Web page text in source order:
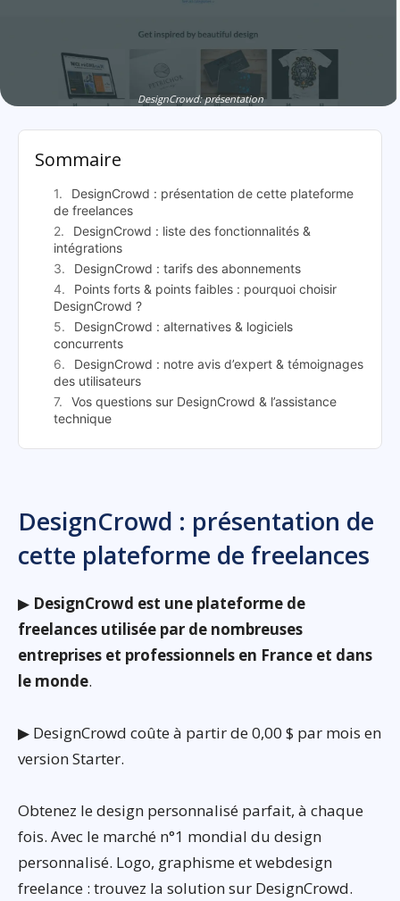
DesignCrowd: présentation
Sommaire
DesignCrowd : présentation de cette plateforme
de freelances
DesignCrowd : liste des fonctionnalités &
intégrations
DesignCrowd : tarifs des abonnements
Points forts & points faibles : pourquoi choisir
DesignCrowd ?
DesignCrowd : alternatives & logiciels
concurrents
DesignCrowd : notre avis d’expert & témoignages
des utilisateurs
Vos questions sur DesignCrowd & l’assistance
technique
DesignCrowd : présentation de
cette plateforme de freelances
▶ DesignCrowd est une plateforme de
freelances utilisée par de nombreuses
entreprises et professionnels en France et dans
le monde.
▶ DesignCrowd coûte à partir de 0,00 $ par mois en
version Starter.
Obtenez le design personnalisé parfait, à chaque
fois. Avec le marché n°1 mondial du design
personnalisé. Logo, graphisme et webdesign
freelance : trouvez la solution sur DesignCrowd.